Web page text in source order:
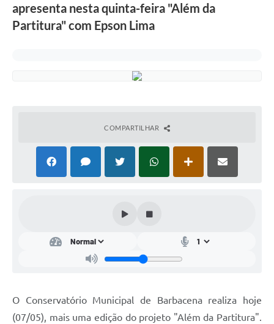
Visite Barbacena
PPA - PLANO PLURIANUAL 2026/2029
PCA (Planos de Contratações Anuais)
PNAB 2026 - Ciclo 2
Plano Diretor e Mobilidade Urbana
apresenta nesta quinta-feira "Além da
Partitura" com Epson Lima
COMPARTILHAR
O Conservatório Municipal de Barbacena realiza hoje
(07/05), mais uma edição do projeto "Além da Partitura".